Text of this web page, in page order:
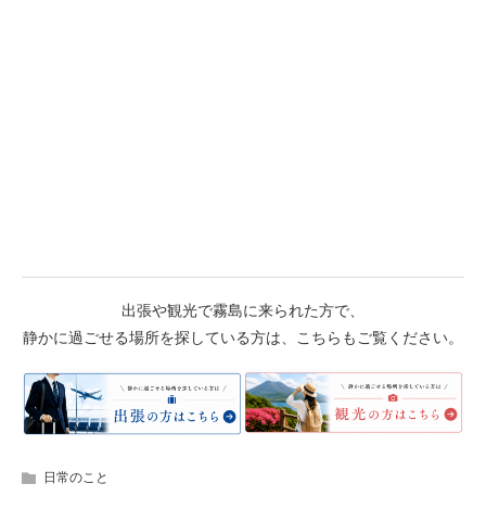
出張や観光で霧島に来られた方で、
静かに過ごせる場所を探している方は、こちらもご覧ください。
日常のこと